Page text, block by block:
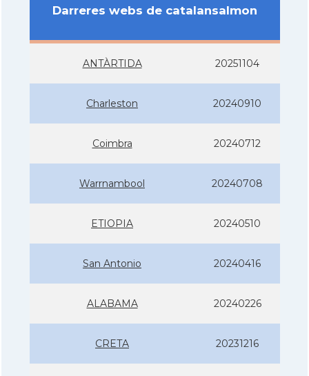
Darreres webs de catalansalmon
ANTÀRTIDA 20251104
Charleston 20240910
Coimbra 20240712
Warrnambool 20240708
ETIOPIA 20240510
San Antonio 20240416
ALABAMA 20240226
CRETA 20231216